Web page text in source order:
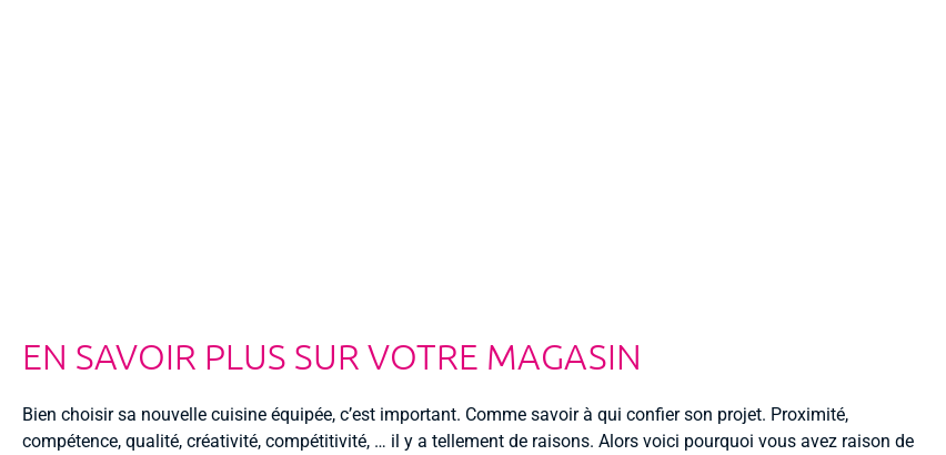
EN SAVOIR PLUS SUR VOTRE MAGASIN
Bien choisir sa nouvelle cuisine équipée, c’est important. Comme savoir à qui confier son projet. Proximité,
compétence, qualité, créativité, compétitivité, … il y a tellement de raisons. Alors voici pourquoi vous avez raison de